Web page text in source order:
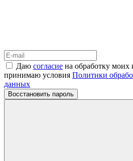
Даю согласие на обработку
принимаю условия Политики
данных
Восстановить пароль